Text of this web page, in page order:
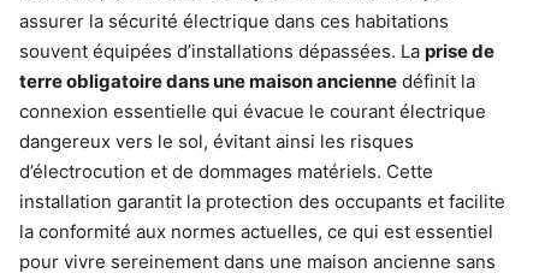
assurer la sécurité électrique dans ces habitations
souvent équipées d’installations dépassées. La prise de
terre obligatoire dans une maison ancienne définit la
connexion essentielle qui évacue le courant électrique
dangereux vers le sol, évitant ainsi les risques
d’électrocution et de dommages matériels. Cette
installation garantit la protection des occupants et facilite
la conformité aux normes actuelles, ce qui est essentiel
pour vivre sereinement dans une maison ancienne sans